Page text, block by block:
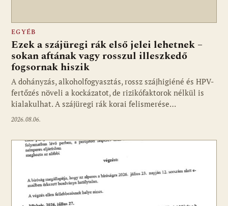
EGYÉB
Ezek a szájüregi rák első jelei lehetnek –
sokan aftának vagy rosszul illeszkedő
fogsornak hiszik
A dohányzás, alkoholfogyasztás, rossz szájhigiéné és HPV-
fertőzés növeli a kockázatot, de rizikófaktorok nélkül is
kialakulhat. A szájüregi rák korai felismerése…
2026.08.06.